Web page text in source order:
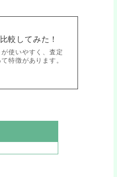
較してみた！
使いやすく、査定
特徴があります。